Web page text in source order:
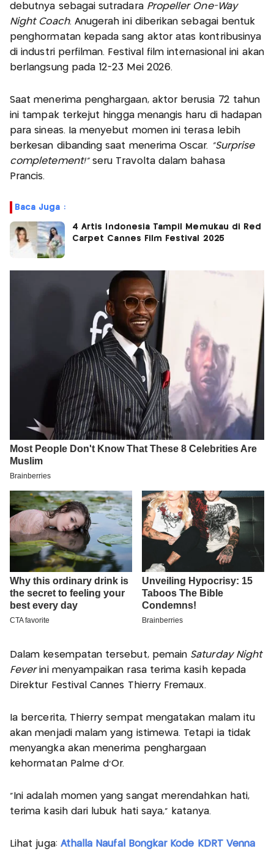
debutnya sebagai sutradara Propeller One-Way
Night Coach. Anugerah ini diberikan sebagai bentuk
penghormatan kepada sang aktor atas kontribusinya
di industri perfilman. Festival film internasional ini akan
berlangsung pada 12-23 Mei 2026.
Saat menerima penghargaan, aktor berusia 72 tahun
ini tampak terkejut hingga menangis haru di hadapan
para sineas. Ia menyebut momen ini terasa lebih
berkesan dibanding saat menerima Oscar. “Surprise
complétement!”seru Travolta dalam bahasa
Prancis.
Baca Juga :
4 Artis Indonesia Tampil Memukau di Red
Carpet Cannes Film Festival 2025
Dalam kesempatan tersebut, pemain Saturday Night
Feverini menyampaikan rasa terima kasih kepada
Direktur Festival Cannes Thierry Frémaux.
Ia bercerita, Thierry sempat mengatakan malam itu
akan menjadi malam yang istimewa. Tetapi ia tidak
menyangka akan menerima penghargaan
kehormatan Palme d'Or.
“Ini adalah momen yang sangat merendahkan hati,
terima kasih dari lubuk hati saya,” katanya.
Lihat juga: Athalla Naufal Bongkar Kode KDRT Venna